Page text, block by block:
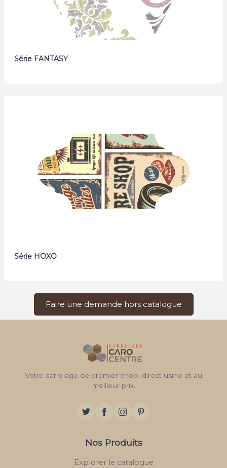
Série FANTASY
Série HOXO
Faire une demande hors catalogue
Votre carrelage de premier choix, direct usine et au
meilleur prix.
Nos Produits
Explorer le catalogue